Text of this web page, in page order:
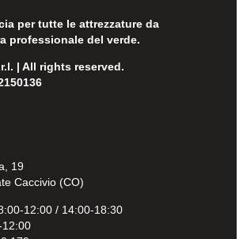
per tutte le attrezzature da
professionale del verde.
| All rights reserved.
19
Caccivio (CO)
12:00 / 14:00-18:30